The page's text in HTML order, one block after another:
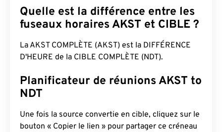
Quelle est la différence entre les
fuseaux horaires AKST et CIBLE ?
La AKST COMPLÈTE (AKST) est la DIFFÉRENCE
D'HEURE de la CIBLE COMPLÈTE (NDT).
Planificateur de réunions AKST to
NDT
Une fois la source convertie en cible, cliquez sur le
bouton « Copier le lien » pour partager ce créneau